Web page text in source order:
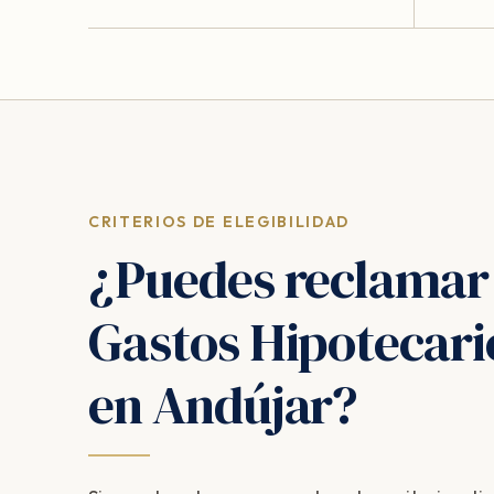
CRITERIOS DE ELEGIBILIDAD
¿Puedes reclamar
Gastos
en Andújar?